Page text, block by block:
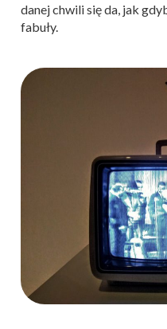
danej chwili się da, jak
fabuły.